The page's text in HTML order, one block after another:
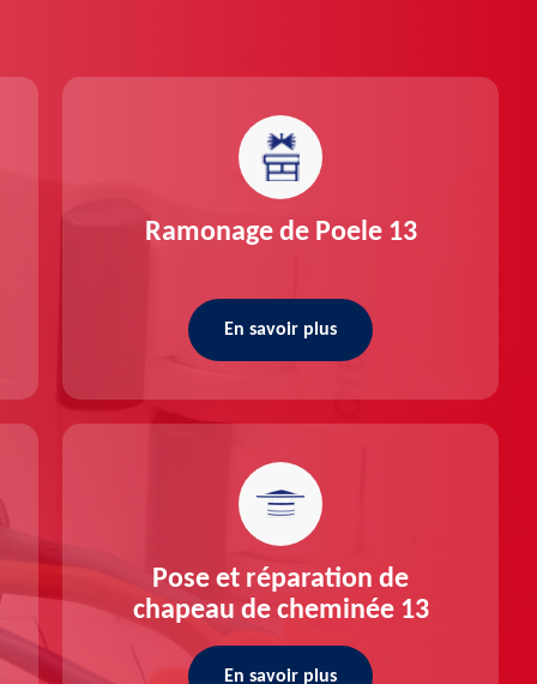
Ramonage de Poele 13
En savoir plus
Pose et réparation de
chapeau de cheminée 13
En savoir plus